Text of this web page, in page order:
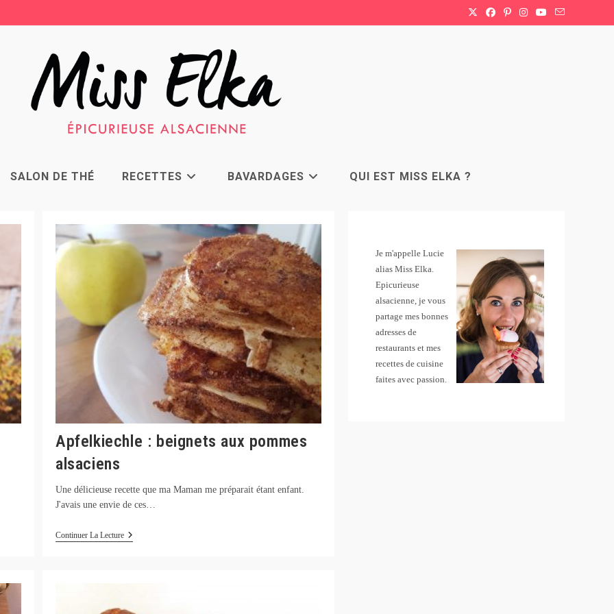
SALON DE THÉ RECETTES BAVARDAGES QUI EST MISS ELKA ?
Apfelkiechle : beignets aux pommes
alsaciens
Une délicieuse recette que ma Maman me préparait étant enfant.
J'avais une envie de ces…
Continuer La LectureApfelkiechle
Je m'appelle Lucie
alias Miss Elka.
Epicurieuse
alsacienne, je vous
partage mes bonnes
adresses de
restaurants et mes
recettes de cuisine
faites avec passion.